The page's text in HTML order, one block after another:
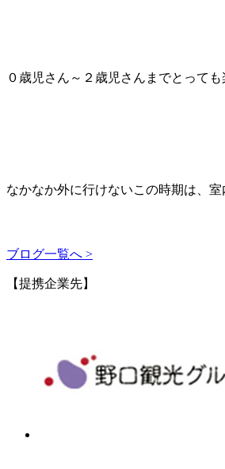
０歳児さん～２歳児さんまでとって
なかなか外に行けないこの時期は、
ブログ一覧へ >
【提携企業先】